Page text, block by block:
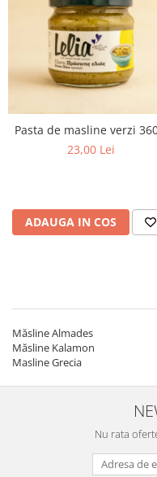
Pasta de masline verzi
23,00 Lei
ADAUGA IN COS
Măsline Almades
Măsline Kalamon
Masline Grecia
Nu rata